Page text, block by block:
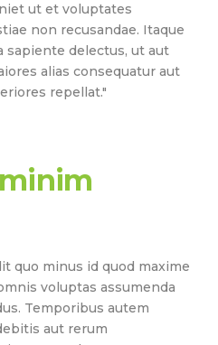
ut et voluptates
non recusandae. Itaque
sapiente delectus, ut aut
alias consequatur aut
repellat."
quo minus id quod maxime
voluptas assumenda
Temporibus autem
aut rerum